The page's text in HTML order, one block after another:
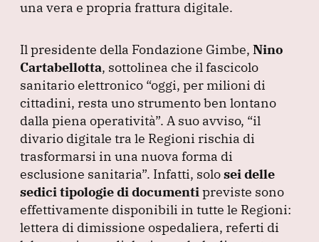
una vera e propria frattura digitale.
Il presidente della Fondazione Gimbe, Nino
Cartabellotta, sottolinea che il fascicolo
sanitario elettronico “oggi, per milioni di
cittadini, resta uno strumento ben lontano
dalla piena operatività”. A suo avviso, “il
divario digitale tra le Regioni rischia di
trasformarsi in una nuova forma di
esclusione sanitaria”. Infatti, solosei delle
sedici tipologie di documenti previste sono
effettivamente disponibili in tutte le Regioni:
lettera di dimissione ospedaliera, referti di